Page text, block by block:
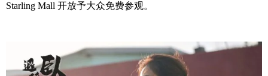
Starling Mall 开放予大众免费参观。